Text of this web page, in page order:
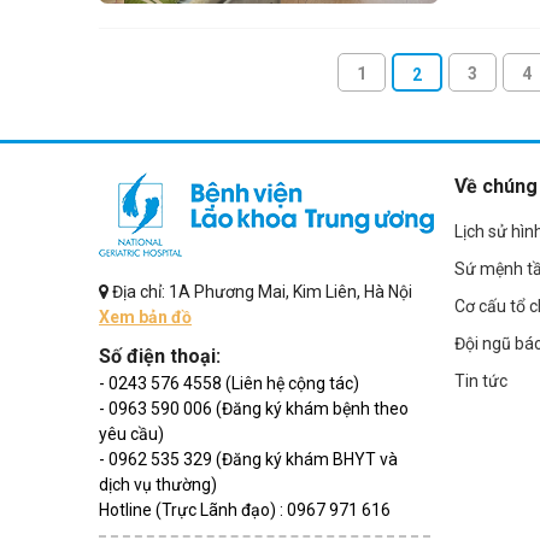
1 2 3 4
Địa chỉ: 1A Phương Mai, Kim Liên, Hà Nội
Xem bản đồ
Số điện thoại:
- 0243 576 4558 (Liên hệ cộng tác)
- 0963 590 006 (Đăng ký khám bệnh theo
yêu cầu)
- 0962 535 329 (Đăng ký khám BHYT và
dịch vụ thường)
Hotline (Trực Lãnh đạo) : 0967 971 616
Về
Lịch sử
Sứ mệnh
Cơ cấu tổ
Đội ngũ
Tin tức